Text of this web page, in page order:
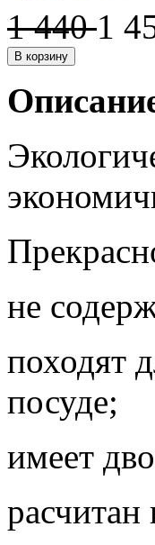
1 4401
не
походят
посуде;
имеет